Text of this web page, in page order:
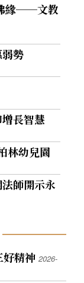
緣──文教
勢
長智慧
林幼兒園
師開示永
好精神2026-